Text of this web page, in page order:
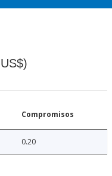
Compromisos
0.20